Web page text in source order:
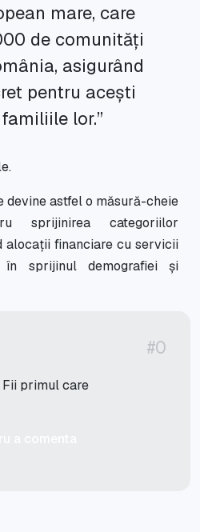
mare, care
de comunități
asigurând
pentru acești
lor.”
devine astfel o măsură-cheie
sprijinirea categoriilor
alocații financiare cu servicii
în sprijinul demografiei și
#0
Fii primul care